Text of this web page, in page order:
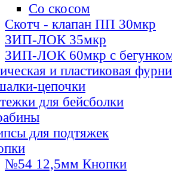
Со скосом
Скотч - клапан ПП 30мкр
ЗИП-ЛОК 35мкр
ЗИП-ЛОК 60мкр с
и пластиковая
цепочки
для бейсболки
для подтяжек
№54 12,5мм Кнопки